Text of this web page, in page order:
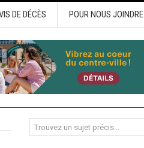
DE DÉCÈS POUR NOUS JOINDRE